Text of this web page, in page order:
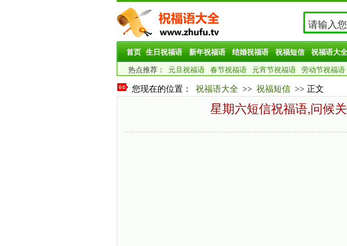
首页 生日祝福语 新年祝福语 结婚祝福语 祝福短信 祝福语大全
热点推荐： 元旦祝福语 春节祝福语 元宵节祝福语 劳动节祝福语
您现在的位置： 祝福语大全 >> 祝福短信 >> 正文
星期六短信祝福语,问候